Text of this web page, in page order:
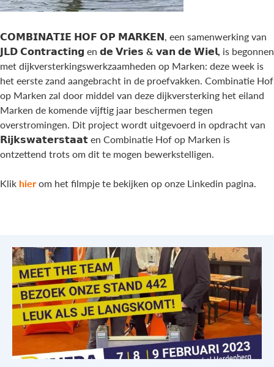
𝗖𝗢𝗠𝗕𝗜𝗡𝗔𝗧𝗜𝗘 𝗛𝗢𝗙 𝗢𝗣 𝗠𝗔𝗥𝗞𝗘𝗡, een samenwerking van
𝗝𝗟𝗗 𝗖𝗼𝗻𝘁𝗿𝗮𝗰𝘁𝗶𝗻𝗴 en 𝗱𝗲 𝗩𝗿𝗶𝗲𝘀 & 𝘃𝗮𝗻 𝗱𝗲 𝗪𝗶𝗲𝗹, is begonnen
met dijkversterkingswerkzaamheden op Marken: deze week is
het eerste zand aangebracht in de proefvakken. Combinatie Hof
op Marken zal door middel van deze dijkversterking het eiland
Marken de komende vijftig jaar beschermen tegen
overstromingen. Dit project wordt uitgevoerd in opdracht van
𝗥𝗶𝗷𝗸𝘀𝘄𝗮𝘁𝗲𝗿𝘀𝘁𝗮𝗮𝘁en Combinatie Hof op Marken is
ontzettend trots om dit te mogen bewerkstelligen.
Klik hierom het filmpje te bekijken op onze Linkedin pagina.